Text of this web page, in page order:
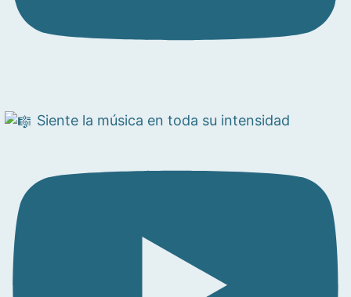
Siente la música en toda su intensidad